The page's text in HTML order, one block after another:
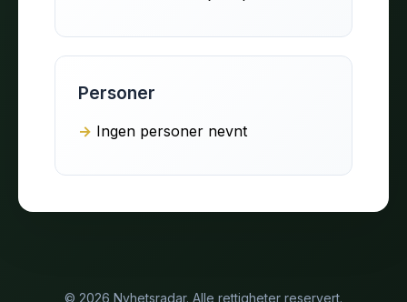
Personer
Ingen personer nevnt
© 2026 Nyhetsradar. Alle rettigheter reservert.